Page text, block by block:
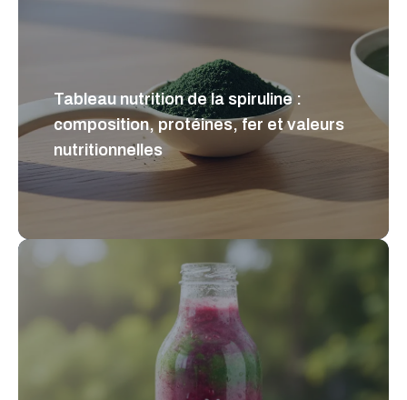
Tableau nutrition de la spiruline :
composition, protéines, fer et valeurs
nutritionnelles